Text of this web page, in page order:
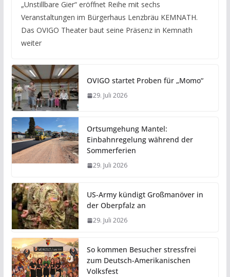
„Unstillbare Gier“ eröffnet Reihe mit sechs
Veranstaltungen im Bürgerhaus Lenzbräu KEMNATH.
Das OVIGO Theater baut seine Präsenz in Kemnath
weiter
OVIGO startet Proben für „Momo“
29. Juli 2026
Ortsumgehung Mantel:
Einbahnregelung während der
Sommerferien
29. Juli 2026
US-Army kündigt Großmanöver in
der Oberpfalz an
29. Juli 2026
So kommen Besucher stressfrei
zum Deutsch-Amerikanischen
Volksfest